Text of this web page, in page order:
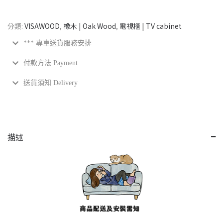
分類: VISAWOOD, 橡木 | Oak Wood, 電視櫃 | TV cabinet
*** 專車送貨服務安排
付款方法 Payment
送貨須知 Delivery
描述